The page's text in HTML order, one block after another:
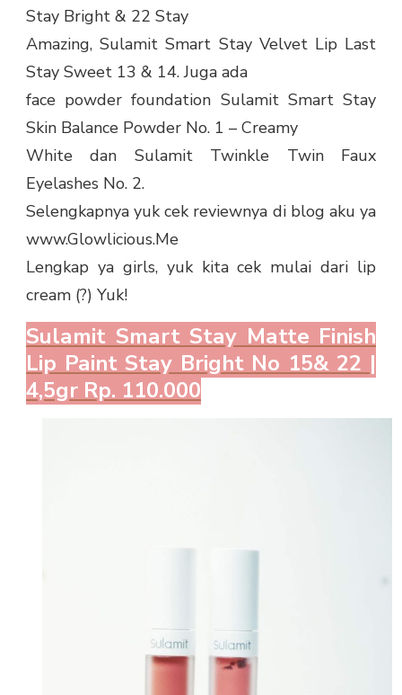
Stay Bright & 22 Stay
Amazing, Sulamit Smart Stay Velvet Lip Last
Stay Sweet 13 & 14. Juga ada
face powder foundation Sulamit Smart Stay
Skin Balance Powder No. 1 – Creamy
White dan Sulamit Twinkle Twin Faux
Eyelashes No. 2.
Selengkapnya yuk cek reviewnya di blog aku ya
www.Glowlicious.Me
Lengkap ya girls, yuk kita cek mulai dari lip
cream (?) Yuk!
Sulamit Smart Stay Matte Finish
Lip Paint Stay Bright No 15& 22 |
4,5gr Rp. 110.000